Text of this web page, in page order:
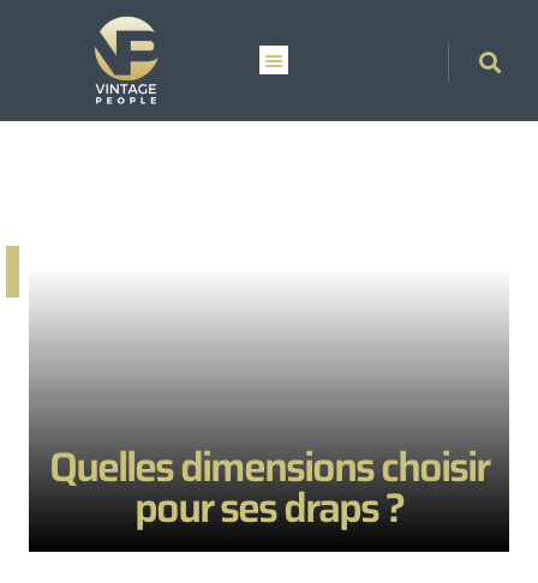
Quelles dimensions choisir
pour ses draps ?